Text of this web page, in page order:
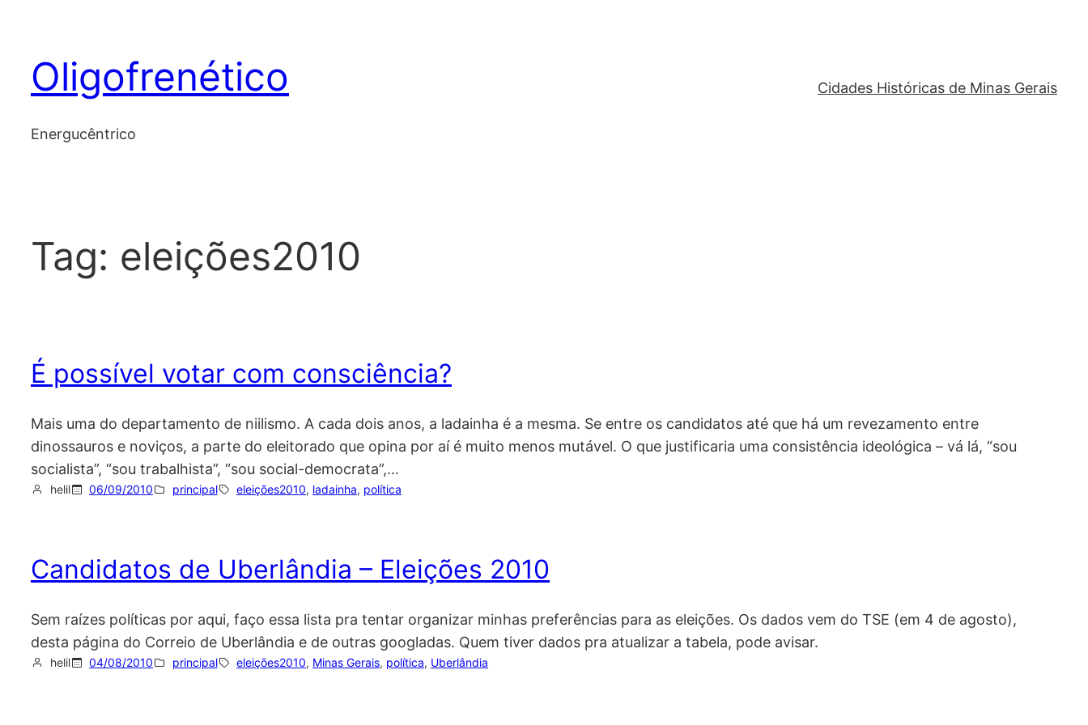
content
Oligofrenético
Energucêntrico
Cidades Históricas de Minas Gerais
Tag: eleições2010
É possível votar com consciência?
Mais uma do departamento de niilismo. A cada dois anos, a ladainha é a mesma. Se entre os candidatos até que há um revezamento entre
dinossauros e noviços, a parte do eleitorado que opina por aí é muito menos mutável. O que justificaria uma consistência ideológica – vá lá, “sou
socialista”, “sou trabalhista”, “sou social-democrata”,…
helil 06/09/2010 principal eleições2010, ladainha, política
Candidatos de Uberlândia – Eleições 2010
Sem raízes políticas por aqui, faço essa lista pra tentar organizar minhas preferências para as eleições. Os dados vem do TSE (em 4 de agosto),
desta página do Correio de Uberlândia e de outras googladas. Quem tiver dados pra atualizar a tabela, pode avisar.
helil 04/08/2010 principal eleições2010, Minas Gerais, política, Uberlândia